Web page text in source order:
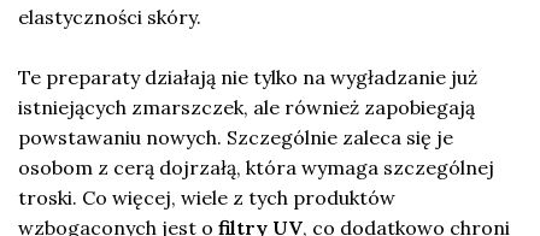
elastyczności skóry.
Te preparaty działają nie tylko na wygładzanie już
istniejących zmarszczek, ale również zapobiegają
powstawaniu nowych. Szczególnie zaleca się je
osobom z cerą dojrzałą, która wymaga szczególnej
troski. Co więcej, wiele z tych produktów
wzbogaconych jest o filtry UV, co dodatkowo chroni